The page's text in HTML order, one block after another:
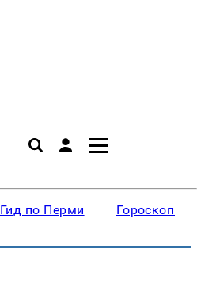
Гид по Перми Гороскопы